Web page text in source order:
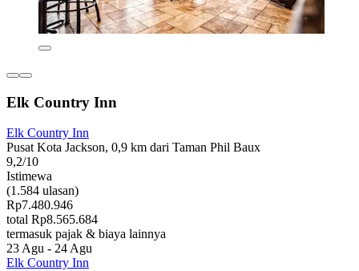
Elk Country Inn
Elk Country Inn
Pusat Kota Jackson, 0,9 km dari Taman Phil Baux
9,2/10
Istimewa
(1.584 ulasan)
Rp7.480.946
total Rp8.565.684
termasuk pajak & biaya lainnya
23 Agu - 24 Agu
Elk Country Inn